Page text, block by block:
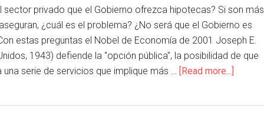
sector privado que el Gobierno ofrezca hipotecas? Si son más
¿cuál es el problema? ¿No será que el Gobierno es
estas preguntas el Nobel de Economía de 2001 Joseph E.
1943) defiende la "opción pública", la posibilidad de que
serie de servicios que implique más … [Read more...]